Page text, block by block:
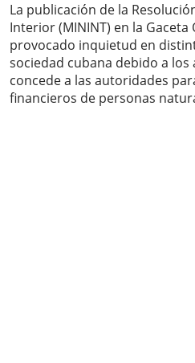
La publicación de la
Interior (MININT) en la
provocado inquietud en
sociedad cubana debido a
concede a las autoridades
financieros de personas